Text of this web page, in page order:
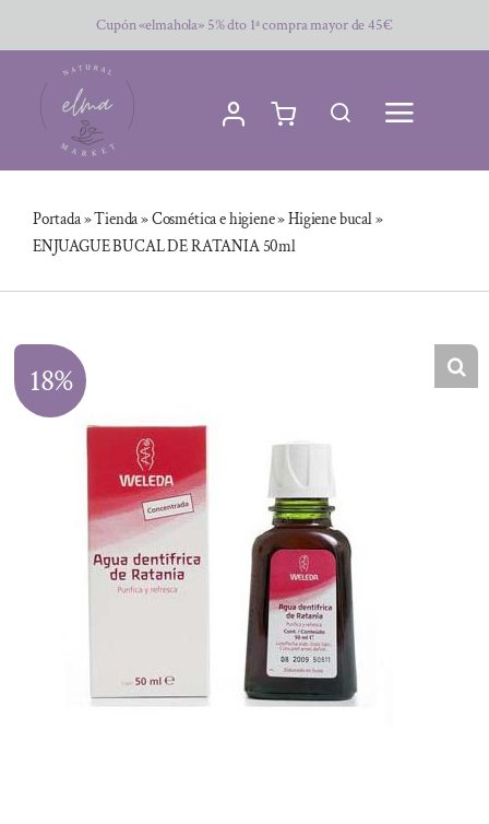
al
contenido
Cupón «elmahola» 5% dto 1ª compra mayor de 45€
Portada»Tienda»Cosmética e higiene»Higiene bucal»
ENJUAGUE BUCAL DE RATANIA 50ml
18%